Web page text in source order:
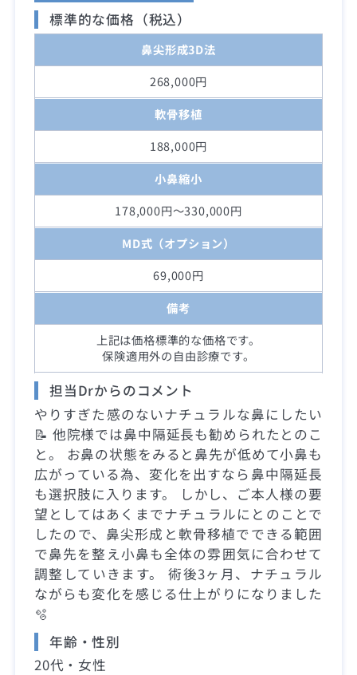
標準的な価格（税込）
鼻尖形成3D法
268,000円
軟骨移植
188,000円
小鼻縮小
178,000円～330,000円
MD式（オプション）
69,000円
備考
上記は価格標準的な価格です。
保険適用外の自由診療です。
担当Drからのコメント
やりすぎた感のないナチュラルな鼻にしたい
📝 他院様では鼻中隔延長も勧められたとのこ
と。 お鼻の状態をみると鼻先が低めて小鼻も
広がっている為、変化を出すなら鼻中隔延長
も選択肢に入ります。 しかし、ご本人様の要
望としてはあくまでナチュラルにとのことで
したので、鼻尖形成と軟骨移植でできる範囲
で鼻先を整え小鼻も全体の雰囲気に合わせて
調整していきます。 術後3ヶ月、ナチュラル
ながらも変化を感じる仕上がりになりました
🫧
年齢・性別
20代・女性